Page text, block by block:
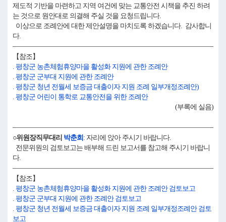
제도적 기반을 마련하고 지역 여건에 맞는 교통안전 시책을 추진 하려
는 것으로 원안대로 의결해 주실 것을 요청드립니다.
이상으로 조례안에 대한 제안설명을 마치도록 하겠습니다. 감사합니
다.
【참조】
. 평창군 농촌체험휴양마을 활성화 지원에 관한 조례안
. 평창군 군부대 지원에 관한 조례안
. 평창군 청년 전월세 보증금 대출이자 지원 조례 일부개정조례안)
. 평창군 어린이 통학로 교통안전을 위한 조례안
(부록에 실음)
○위원장직무대리 박춘희 : 자리에 앉아 주시기 바랍니다.
전문위원의 검토보고는 배부해 드린 보고서를 참고해 주시기 바랍니
다.
【참조】
. 평창군 농촌체험휴양마을 활성화 지원에 관한 조례안 검토보고
. 평창군 군부대 지원에 관한 조례안 검토보고
. 평창군 청년 전월세 보증금 대출이자 지원 조례 일부개정조례안 검토
보고